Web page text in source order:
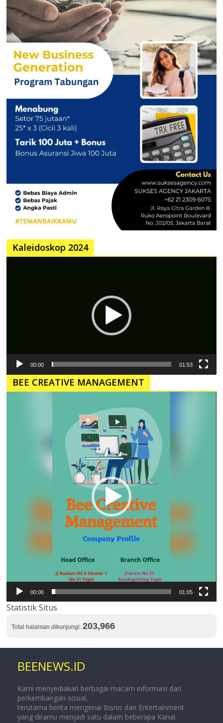
Kaleidoskop 2024
00:00 01:53
BEE CREATIVE MANAGEMENT
00:00 01:05
Statistik Situs
Total halaman dikunjungi:203,966
BEENEWS.ID
Kami menyediakan berbagai macam informasi dan
perkembangan sosial,
terutama berita mengenai Bisnis dan Entertainment
yang diramu menjadi satu dalam beberapa Kanal.